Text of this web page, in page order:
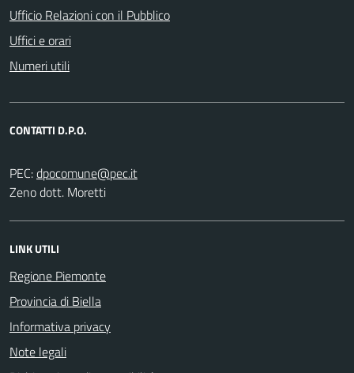
Ufficio Relazioni con il Pubblico
Uffici e orari
Numeri utili
CONTATTI D.P.O.
PEC:
Zeno dott. Moretti
LINK UTILI
Regione Piemonte
Provincia di Biella
Informativa privacy
Note legali